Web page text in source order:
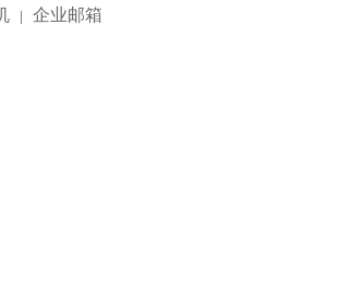
| 企业邮箱